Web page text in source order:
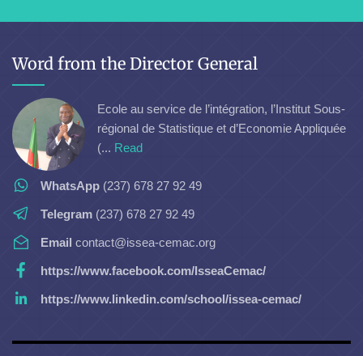
Word from the Director General
Ecole au service de l’intégration, l’Institut Sous-
régional de Statistique et d’Economie Appliquée
(... Read
WhatsApp (237) 678 27 92 49
Telegram (237) 678 27 92 49
Email contact@issea-cemac.org
https://www.facebook.com/IsseaCemac/
https://www.linkedin.com/school/issea-cemac/